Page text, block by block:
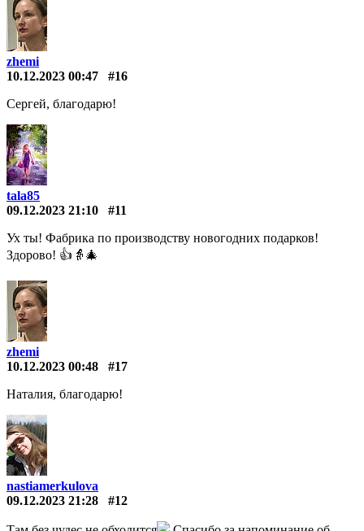
zhemi
10.12.2023 00:47
#16
Сергей, благодарю!
tala85
09.12.2023 21:10
#11
Ух ты! Фабрика по производству новогодних подарков!
Здорово! 👍👵🎄
zhemi
10.12.2023 00:48
#17
Наталия, благодарю!
nastiamerkulova
09.12.2023 21:28
#12